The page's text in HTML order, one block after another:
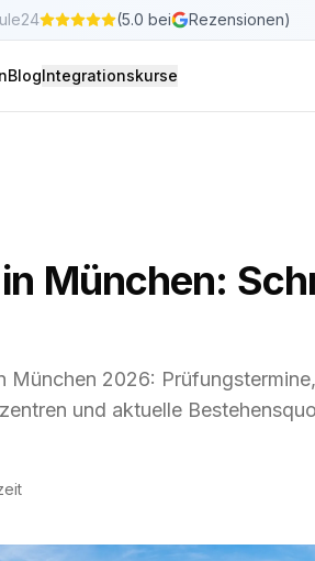
(5.0 bei Rezensionen)
BlogIntegrationskurse
München:
München 2026:
und aktuelle